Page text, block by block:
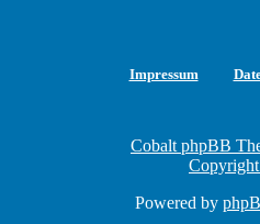
Impressum
Cobalt phpBB
Powered by